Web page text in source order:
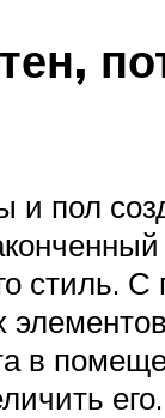
и пол
стиль.
в
его.